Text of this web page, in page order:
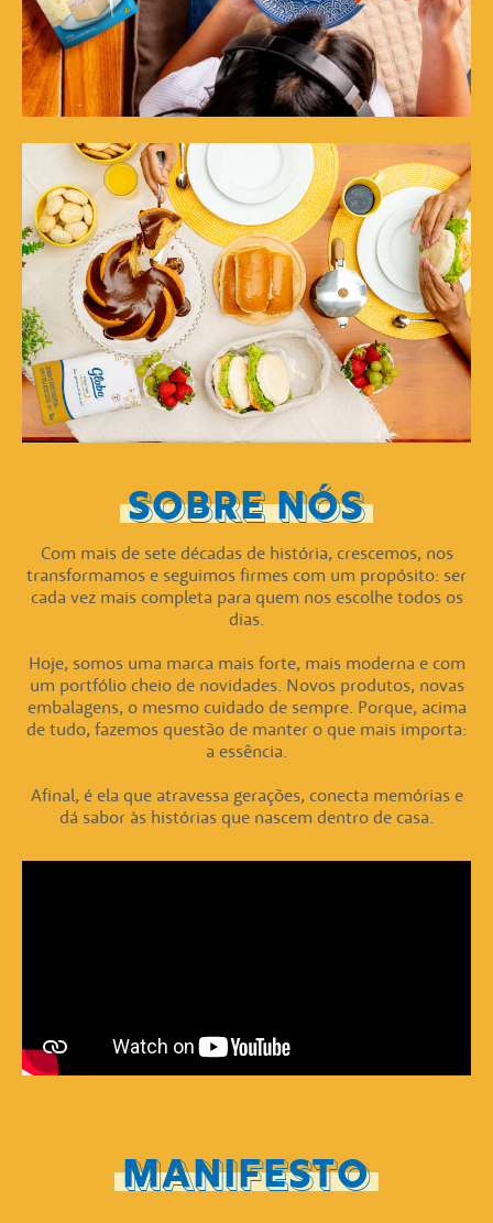
SOBRE NÓS
Com mais de sete décadas de história, crescemos, nos
transformamos e seguimos firmes com um propósito: ser
cada vez mais completa para quem nos escolhe todos os
dias.
Hoje, somos uma marca mais forte, mais moderna e com
um portfólio cheio de novidades. Novos produtos, novas
embalagens, o mesmo cuidado de sempre. Porque, acima
de tudo, fazemos questão de manter o que mais importa:
a essência.
Afinal, é ela que atravessa gerações, conecta memórias e
dá sabor às histórias que nascem dentro de casa.
MANIFESTO